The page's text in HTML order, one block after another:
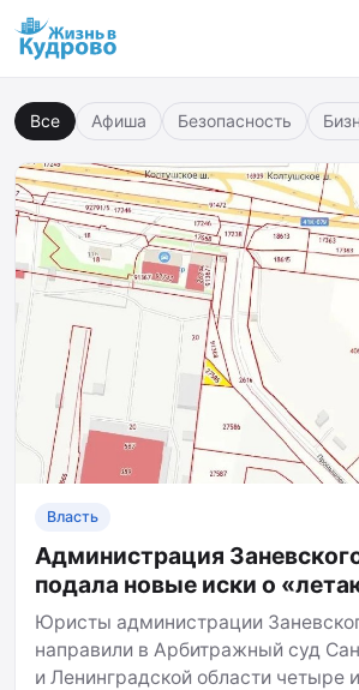
Все Афиша Безопасность
Власть
Администрация
подала новые иски о
Юристы администрации
направили в Арбитражный суд
и Ленинградской области четыре